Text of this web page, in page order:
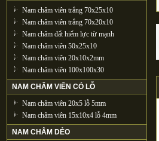
Nam châm viên trắng 70x25x10
Nam châm viên trắng 70x20x10
Nam châm đất hiếm lực từ mạnh
Nam châm viên 50x25x10
Nam châm viên 20x10x2mm
Nam châm viên 100x100x30
NAM CHÂM VIÊN CÓ LỖ
Nam châm viên 20x5 lỗ 5mm
Nam châm viên 15x10x4 lỗ 4mm
NAM CHÂM DẺO